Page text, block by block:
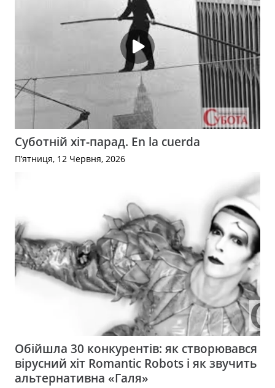
Суботній хіт-парад. En la cuerda
П’ятниця, 12 Червня, 2026
Обійшла 30 конкурентів: як створювався
вірусний хіт Romantic Robots і як звучить
альтернативна «Галя»